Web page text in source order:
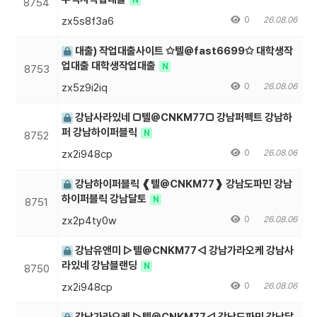
8754
zx5s8f3a6 0 26.08.06
8753
대출) 작업대출사이트 ✩텔@fast6699✩ 대학생작
업대출 대학생작업대출
N
zx5z9i2iq 0 26.08.06
8752
강남사라있네 □텔@CNKM77□ 강남퍼펙트 강남하
퍼 강남하이퍼블릭
N
zx2i948cp 0 26.08.06
8751
강남하이퍼블릭 ❰텔@CNKM77❱ 강남도파민 강남
하이퍼블릭 강남달토
N
zx2p4ty0w 0 26.08.06
8750
강남유앤미 ▷텔@CNKM77◁ 강남가라오케 강남사
라있네 강남블랜딩
N
zx2i948cp 0 26.08.06